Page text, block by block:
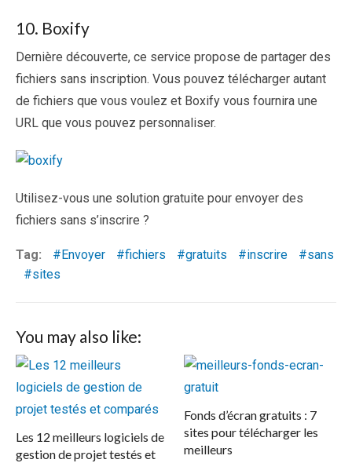
10. Boxify
Dernière découverte, ce service propose de partager des
fichiers sans inscription. Vous pouvez télécharger autant
de fichiers que vous voulez et Boxify vous fournira une
URL que vous pouvez personnaliser.
Utilisez-vous une solution gratuite pour envoyer des
fichiers sans s’inscrire ?
Tag: Envoyer fichiers gratuits inscrire
sans
sites
You may also like:
Les 12 meilleurs logiciels de
gestion de projet testés et
Fonds d’écran gratuits : 7
sites pour télécharger les
meilleurs